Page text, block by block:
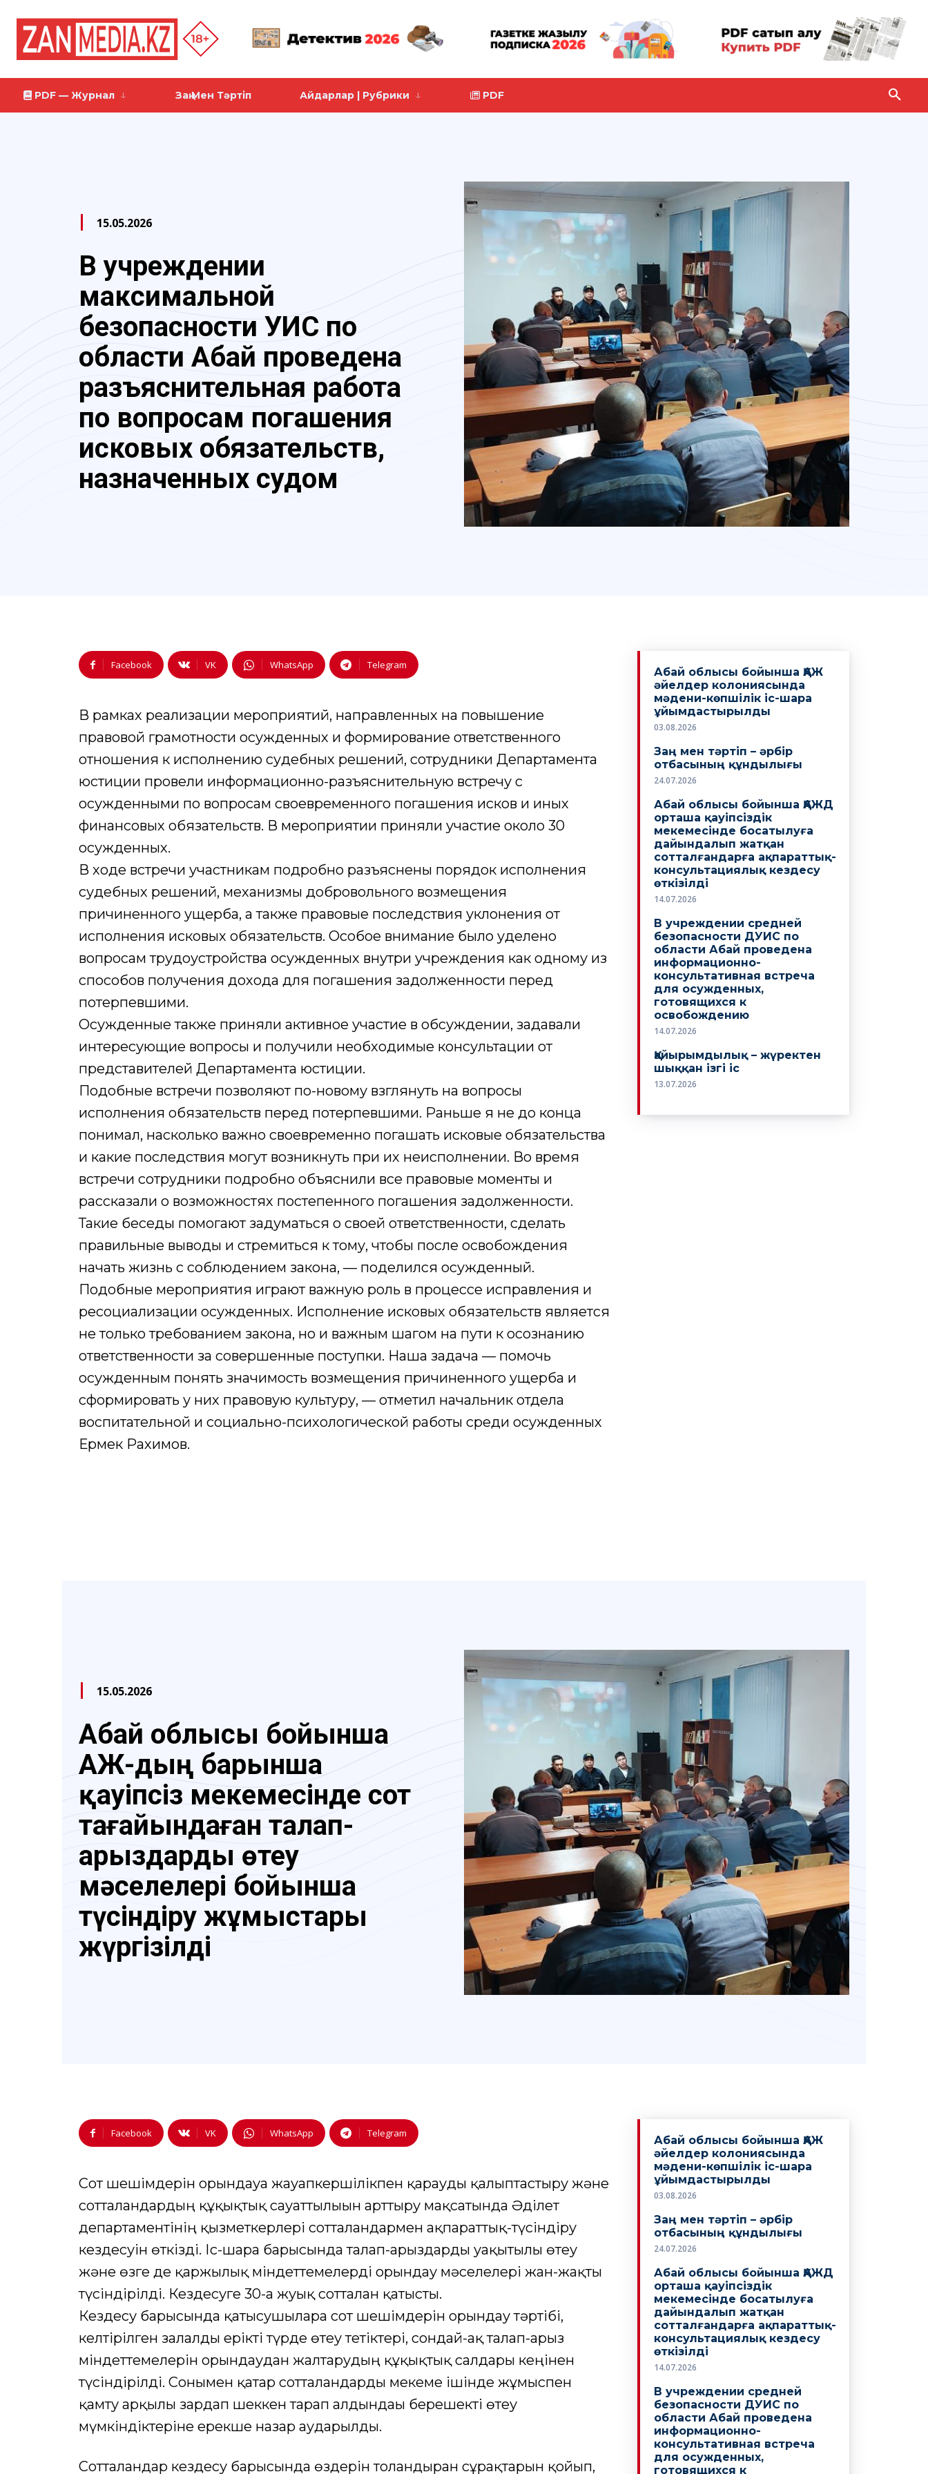
PDF — Журнал Заң Мен Тәртіп Айдарлар | Рубрики PDF
15.05.2026
В учреждении
максимальной
безопасности УИС по
области Абай проведена
разъяснительная работа
по вопросам погашения
исковых обязательств,
назначенных судом
Facebook VK WhatsApp Telegram
В рамках реализации мероприятий, направленных на повышение
правовой грамотности осужденных и формирование ответственного
отношения к исполнению судебных решений, сотрудники Департамента
юстиции провели информационно-разъяснительную встречу с
осужденными по вопросам своевременного погашения исков и иных
финансовых обязательств. В мероприятии приняли участие около 30
осужденных.
В ходе встречи участникам подробно разъяснены порядок исполнения
судебных решений, механизмы добровольного возмещения
причиненного ущерба, а также правовые последствия уклонения от
исполнения исковых обязательств. Особое внимание было уделено
вопросам трудоустройства осужденных внутри учреждения как одному из
способов получения дохода для погашения задолженности перед
потерпевшими.
Осужденные также приняли активное участие в обсуждении, задавали
интересующие вопросы и получили необходимые консультации от
представителей Департамента юстиции.
Подобные встречи позволяют по-новому взглянуть на вопросы
исполнения обязательств перед потерпевшими. Раньше я не до конца
понимал, насколько важно своевременно погашать исковые обязательства
и какие последствия могут возникнуть при их неисполнении. Во время
встречи сотрудники подробно объяснили все правовые моменты и
рассказали о возможностях постепенного погашения задолженности.
Такие беседы помогают задуматься о своей ответственности, сделать
правильные выводы и стремиться к тому, чтобы после освобождения
начать жизнь с соблюдением закона, — поделился осужденный.
Подобные мероприятия играют важную роль в процессе исправления и
ресоциализации осужденных. Исполнение исковых обязательств является
не только требованием закона, но и важным шагом на пути к осознанию
ответственности за совершенные поступки. Наша задача — помочь
осужденным понять значимость возмещения причиненного ущерба и
сформировать у них правовую культуру, — отметил начальник отдела
воспитательной и социально-психологической работы среди осужденных
Ермек Рахимов.
Абай облысы бойынша ҚАЖ
әйелдер колониясында
мәдени-көпшілік іс-шара
ұйымдастырылды
03.08.2026
Заң мен тәртіп – әрбір
отбасының құндылығы
24.07.2026
Абай облысы бойынша ҚАЖД
орташа қауіпсіздік
мекемесінде босатылуға
дайындалып жатқан
сотталғандарға ақпараттық-
консультациялық кездесу
өткізілді
14.07.2026
В учреждении средней
безопасности ДУИС по
области Абай проведена
информационно-
консультативная встреча
для осужденных,
готовящихся к
освобождению
14.07.2026
Қайырымдылық – жүректен
шыққан ізгі іс
13.07.2026